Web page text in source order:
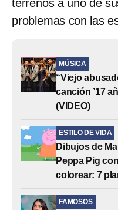
terrenos a uno de
problemas con las
MÚSICA
“Viejo
canción ’17
(VIDEO)
ESTILO DE VIDA
Dibujos de
Peppa Pig
colorear: 7
FAMOSOS